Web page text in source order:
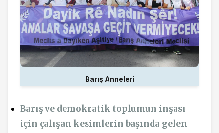
Barış Anneleri
Barış ve demokratik toplumun inşası
için çalışan kesimlerin başında gelen